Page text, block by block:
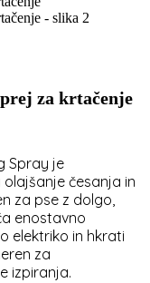
za krtačenje
Spray je
česanja in
za pse z dolgo,
enostavno
elektriko in hkrati
za
izpiranja.